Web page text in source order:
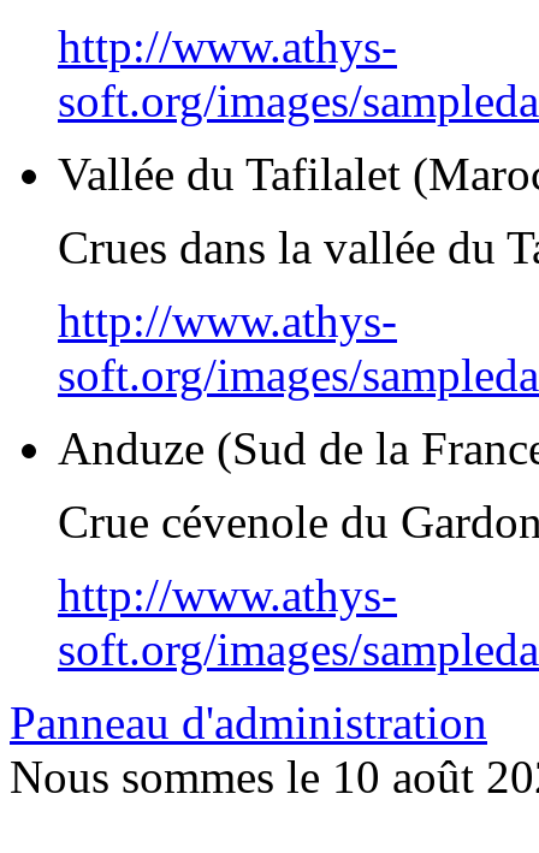
http://www.athys-
soft.org/images/
Vallée du Tafilalet
Crues dans la vallée du
http://www.athys-
soft.org/images/
Anduze (Sud de la
Crue cévenole du
http://www.athys-
soft.org/images/
Panneau d'administration
Nous sommes le 10 août